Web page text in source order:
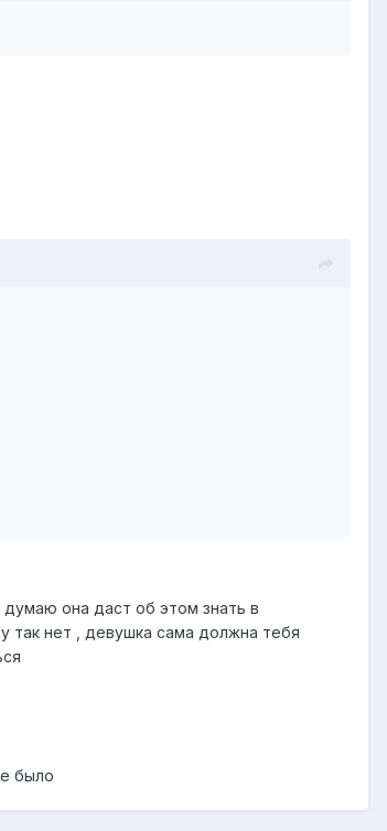
она даст об этом знать в
так нет , девушка сама должна тебя
было